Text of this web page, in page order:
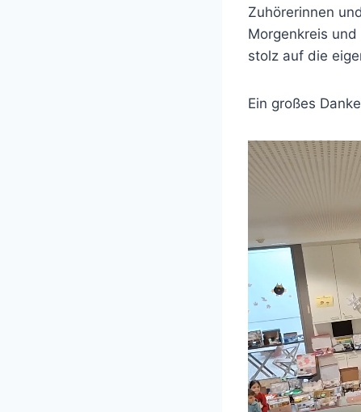
Zuhörerinnen
Morgenkreis
stolz auf die
Ein großes